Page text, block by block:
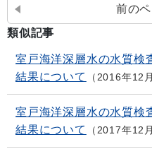
前の
類似記事
室戸海洋深層水の水質検
結果について
2016年12
室戸海洋深層水の水質検
結果について
2017年12